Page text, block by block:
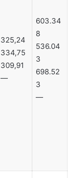
325,24
334,75
309,91
—
603.34
8
536.04
3
698.52
3
—